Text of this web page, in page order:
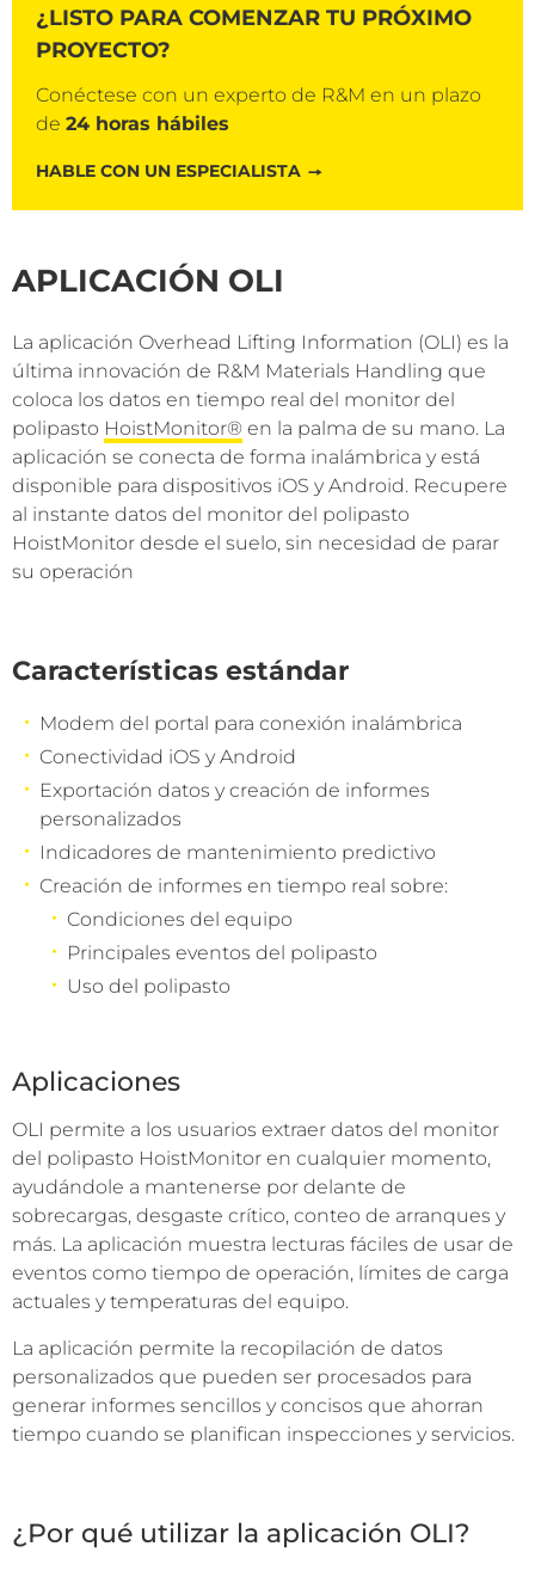
¿LISTO PARA COMENZAR TU PRÓXIMO
PROYECTO?
Conéctese con un experto de R&M en un plazo
de 24 horas hábiles
HABLE CON UN ESPECIALISTA
APLICACIÓN OLI
La aplicación Overhead Lifting Information (OLI) es la
última innovación de R&M Materials Handling que
coloca los datos en tiempo real del monitor del
polipasto HoistMonitor® en la palma de su mano. La
aplicación se conecta de forma inalámbrica y está
disponible para dispositivos iOS y Android. Recupere
al instante datos del monitor del polipasto
HoistMonitor desde el suelo, sin necesidad de parar
su operación
Características estándar
Modem del portal para conexión inalámbrica
Conectividad iOS y Android
Exportación datos y creación de informes
personalizados
Indicadores de mantenimiento predictivo
Creación de informes en tiempo real sobre:
Condiciones del equipo
Principales eventos del polipasto
Uso del polipasto
Aplicaciones
OLI permite a los usuarios extraer datos del monitor
del polipasto HoistMonitor en cualquier momento,
ayudándole a mantenerse por delante de
sobrecargas, desgaste crítico, conteo de arranques y
más. La aplicación muestra lecturas fáciles de usar de
eventos como tiempo de operación, límites de carga
actuales y temperaturas del equipo.
La aplicación permite la recopilación de datos
personalizados que pueden ser procesados para
generar informes sencillos y concisos que ahorran
tiempo cuando se planifican inspecciones y servicios.
¿Por qué utilizar la aplicación OLI?